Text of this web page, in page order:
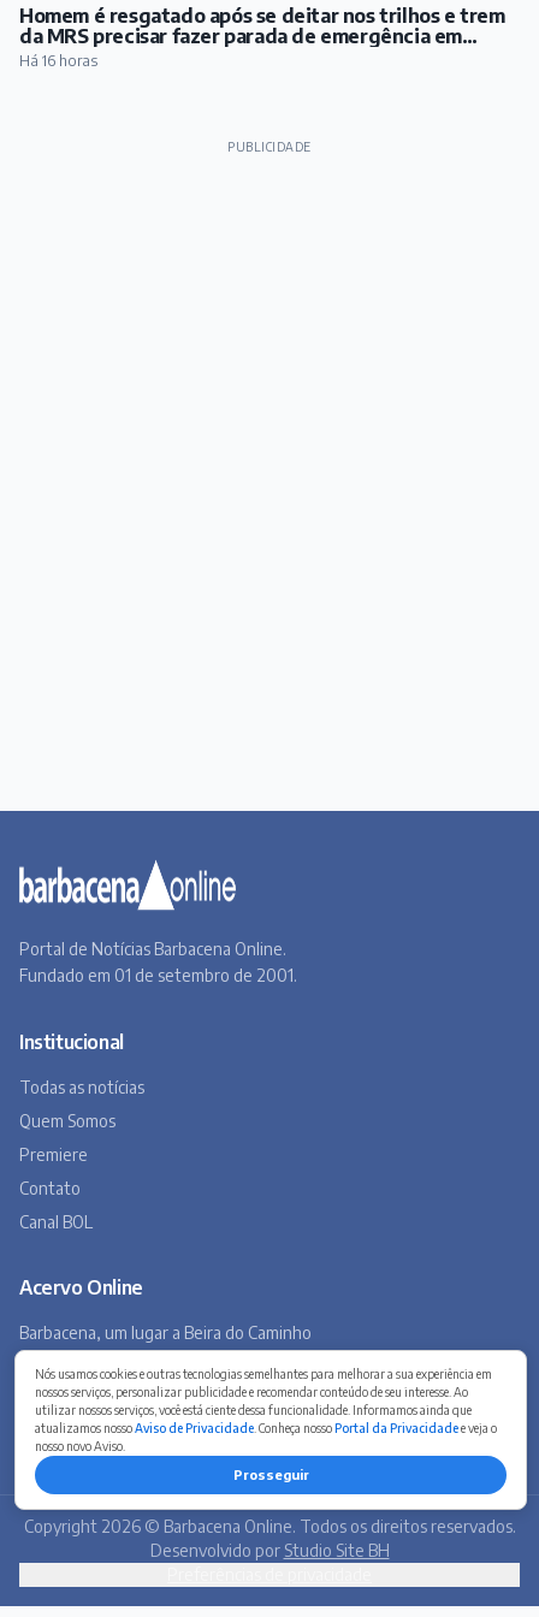
Nós usamos cookies e outras tecnologias semelhantes para melhorar a sua experiência em
nossos serviços, personalizar publicidade e recomendar conteúdo de seu interesse. Ao
utilizar nossos serviços, você está ciente dessa funcionalidade. Informamos ainda que
atualizamos nossoAviso de Privacidade . Conheça nossoPortal da Privacidadee veja o
nosso novo Aviso.
Prosseguir
Contato
Acervo Online
Barbacena, um lugar a Beira do Caminho
Museu Virtual
Museu do Tropeirismo
Copyright 2026 © Barbacena Online. Todos os direitos reservados.